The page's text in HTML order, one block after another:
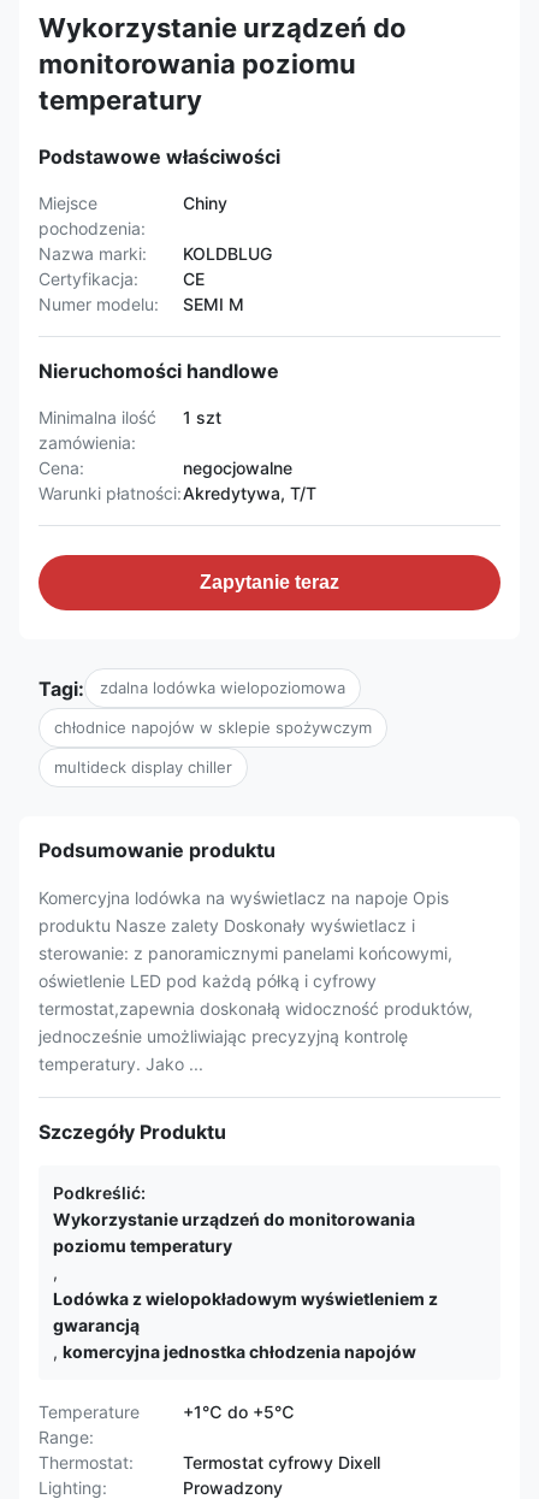
Wykorzystanie urządzeń do
monitorowania poziomu
temperatury
Podstawowe właściwości
Miejsce
pochodzenia:
Chiny
Nazwa marki:
KOLDBLUG
Certyfikacja:
CE
Numer modelu:
SEMI M
Nieruchomości handlowe
Minimalna ilość
zamówienia:
1 szt
Cena:
negocjowalne
Warunki płatności:Akredytywa, T/T
Zapytanie teraz
Tagi: zdalna lodówka wielopoziomowa
chłodnice napojów w sklepie spożywczym
multideck display chiller
Podsumowanie produktu
Komercyjna lodówka na wyświetlacz na napoje Opis
produktu Nasze zalety Doskonały wyświetlacz i
sterowanie: z panoramicznymi panelami końcowymi,
oświetlenie LED pod każdą półką i cyfrowy
termostat,zapewnia doskonałą widoczność produktów,
jednocześnie umożliwiając precyzyjną kontrolę
temperatury. Jako ...
Szczegóły Produktu
Podkreślić:
Wykorzystanie urządzeń do monitorowania
poziomu temperatury
,
Lodówka z wielopokładowym wyświetleniem z
gwarancją
, komercyjna jednostka chłodzenia napojów
Temperature
Range:
+1℃ do +5℃
Thermostat:
Termostat cyfrowy Dixell
Lighting:
Prowadzony